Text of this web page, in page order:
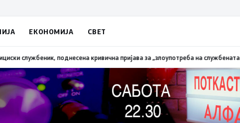
ЕКОНОМИЈА СВЕТ
поднесена кривична пријава за „злоупотреба на службената